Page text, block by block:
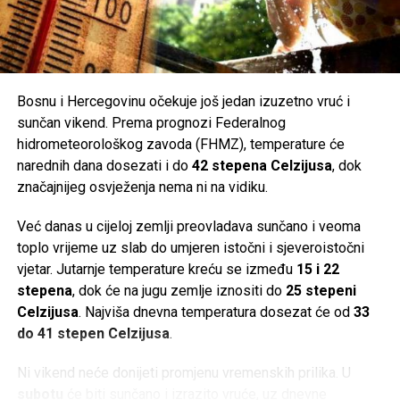
DON'T MISS
“HDZ i SNSD se prate, nismo spremni jedni bez drugih ići
unutra ili vani”
S druge strane, iznenađenje predstavlja činjenica da je
jednu drugu knjigu – Islam između istoka i zapada –
Izetbegović napisao još pred zatvor 1946. godine, a
prevedena na čak devet jezika, autor se opet bavi islamom
i njegovim mjestom u svijetu. Izgledalo mu je da se nalazi
upravo negdje između istočnih i zapadnih mišljenja, baš
poput geografske pozicije muslimanskog svijeta koji na
globusu zahvata prostor „između istoka i zapada“. Otud i
Nova tamna sjena na život Alije Izetbegovića nadvila se
1979. godine, kada je u svom omiljenom lovištu Koprivnica
kod Bugojna predsjednik Jugoslavije Josip Broz Tito
primio Raifa Dizdarevića i Branka Mikulića, istaknute
funkcionere tadašnjeg Saveza komunista. Prema
televizije prenio je Brozovu naredbu ovoj dvojici da se
Bosnu i Hercegovinu očekuje još jedan izuzetno vruć i
sunčan vikend. Prema prognozi Federalnog
hidrometeorološkog zavoda (FHMZ), temperature će
narednih dana dosezati i do 42 stepena Celzijusa, dok
značajnijeg osvježenja nema ni na vidiku.
Već danas u cijeloj zemlji preovladava sunčano i veoma
toplo vrijeme uz slab do umjeren istočni i sjeveroistočni
vjetar. Jutarnje temperature kreću se između 15 i 22
stepena, dok će na jugu zemlje iznositi do 25 stepeni
Celzijusa. Najviša dnevna temperatura dosezat će od 33
do 41 stepen Celzijusa.
Ni vikend neće donijeti promjenu vremenskih prilika. U